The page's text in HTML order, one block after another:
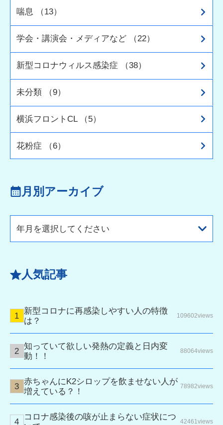
喘息 （13）
学会・講演会・メディアなど （22）
新型コロナウィルス感染症 （38）
未分類 （9）
横浜フロントCL （5）
花粉症 （6）
月別アーカイブ
年月を選択してください
人気記事
新型コロナに再感染しやすい人の特徴
は？
109602views
知っていて欲しい発熱の定義と日内変
動！！
88064views
赤ちゃんにK2シロップを飲ませない人が
増えている？！
78982views
コロナ感染後の咳が止まらない症状につ
42461views